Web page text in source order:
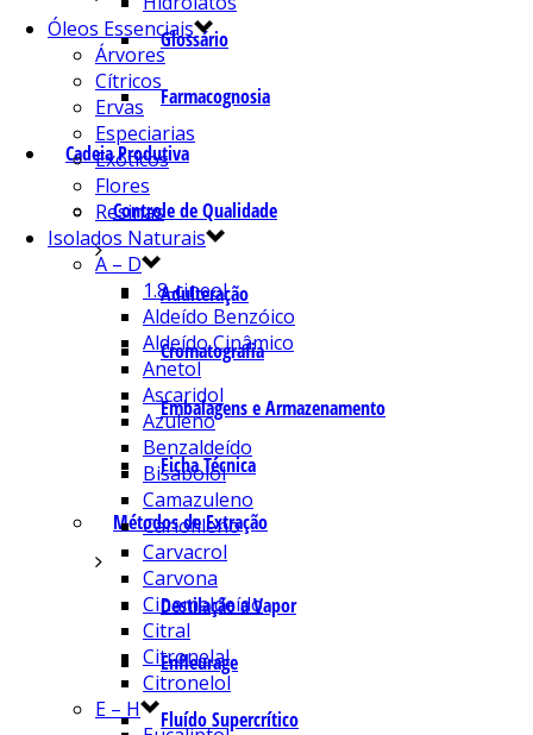
Glossário
Farmacognosia
Cadeia Produtiva
Controle de Qualidade
Adulteração
Cromatografia
Embalagens e Armazenamento
Ficha Técnica
Métodos de Extração
Destilação a Vapor
Enfleurage
Fluído Supercrítico
Óleos Essenciais
Árvores
Cítricos
Ervas
Especiarias
Exóticos
Flores
Resinas
Isolados Naturais
A – D
1.8-cineol
Aldeído Benzóico
Aldeído Cinâmico
Anetol
Ascaridol
Azuleno
Benzaldeído
Bisabolol
Camazuleno
Cariofileno
Carvacrol
Carvona
Cinamaldeído
Citral
Citronelal
Citronelol
E – H